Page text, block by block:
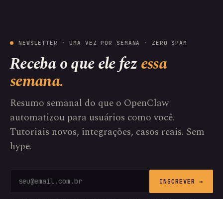
NEWSLETTER · UMA VEZ POR SEMANA · ZERO SPAM
Receba o que ele fezessa
semana.
Resumo semanal do que o OpenClaw
automatizou para usuários como você.
Tutoriais novos, integrações, casos reais. Sem
hype.
INSCREVER →